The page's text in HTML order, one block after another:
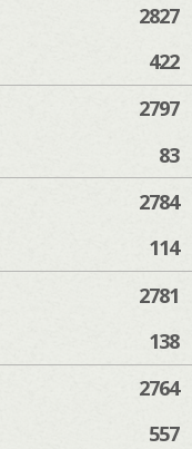
2827
422
2797
83
2784
114
2781
138
2764
557